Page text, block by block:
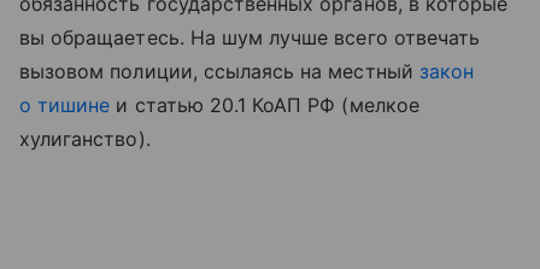
вы обращаетесь. На шум лучше всего отвечать
вызовом полиции, ссылаясь на местный закон
о тишине и статью 20.1 КоАП РФ (мелкое
хулиганство).